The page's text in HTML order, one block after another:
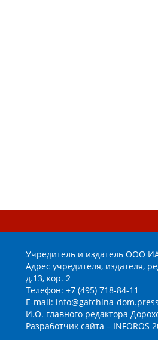
Учредитель и издатель ООО
Адрес учредителя, издателя,
д.13, кор. 2
Телефон: +7 (495) 718-84-11
E-mail: info@gatchina-dom.press
И.О. главного редактора
Разработчик сайта – INFOROS